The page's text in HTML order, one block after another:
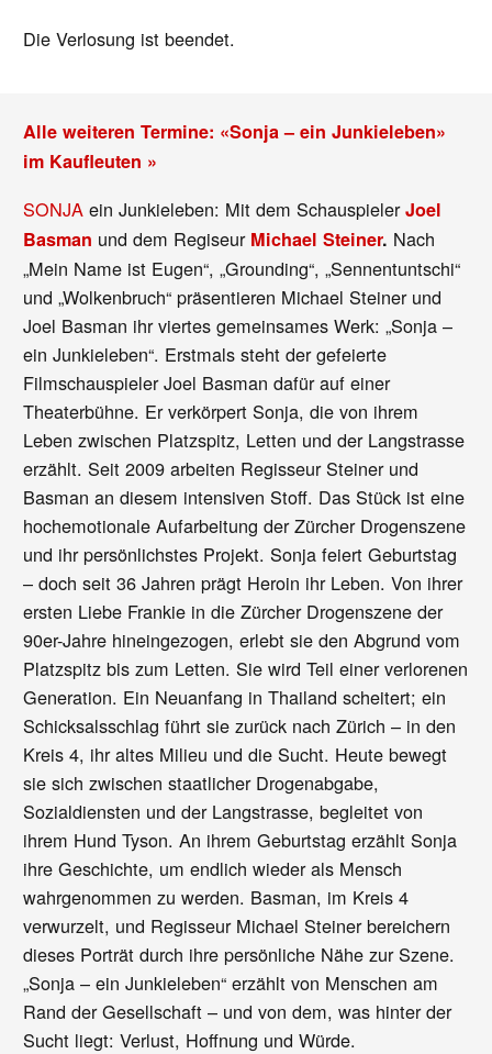
Die Verlosung ist beendet.
Alle weiteren Termine: «Sonja – ein Junkieleben»
im Kaufleuten »
SONJA ein Junkieleben: Mit dem SchauspielerJoel
Basman und dem Regiseur Michael Steiner. Nach
„Mein Name ist Eugen“, „Grounding“, „Sennentuntschi“
und „Wolkenbruch“ präsentieren Michael Steiner und
Joel Basman ihr viertes gemeinsames Werk: „Sonja –
ein Junkieleben“. Erstmals steht der gefeierte
Filmschauspieler Joel Basman dafür auf einer
Theaterbühne. Er verkörpert Sonja, die von ihrem
Leben zwischen Platzspitz, Letten und der Langstrasse
erzählt. Seit 2009 arbeiten Regisseur Steiner und
Basman an diesem intensiven Stoff. Das Stück ist eine
hochemotionale Aufarbeitung der Zürcher Drogenszene
und ihr persönlichstes Projekt. Sonja feiert Geburtstag
– doch seit 36 Jahren prägt Heroin ihr Leben. Von ihrer
ersten Liebe Frankie in die Zürcher Drogenszene der
90er-Jahre hineingezogen, erlebt sie den Abgrund vom
Platzspitz bis zum Letten. Sie wird Teil einer verlorenen
Generation. Ein Neuanfang in Thailand scheitert; ein
Schicksalsschlag führt sie zurück nach Zürich – in den
Kreis 4, ihr altes Milieu und die Sucht. Heute bewegt
sie sich zwischen staatlicher Drogenabgabe,
Sozialdiensten und der Langstrasse, begleitet von
ihrem Hund Tyson. An ihrem Geburtstag erzählt Sonja
ihre Geschichte, um endlich wieder als Mensch
wahrgenommen zu werden. Basman, im Kreis 4
verwurzelt, und Regisseur Michael Steiner bereichern
dieses Porträt durch ihre persönliche Nähe zur Szene.
„Sonja – ein Junkieleben“ erzählt von Menschen am
Rand der Gesellschaft – und von dem, was hinter der
Sucht liegt: Verlust, Hoffnung und Würde.